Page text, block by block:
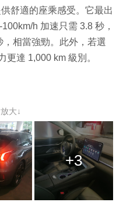
舒適的座乘感受。它最出
h 加速只需 3.8 秒，
相當強勁。此外，若選
達 1,000 km 級別。
大↓
+3